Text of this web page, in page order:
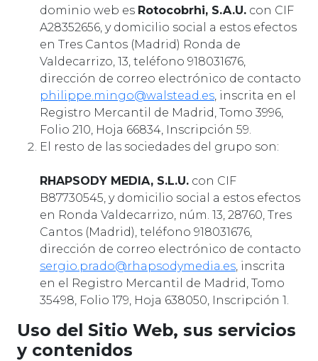
dominio web es Rotocobrhi, S.A.U. con CIF
A28352656, y domicilio social a estos efectos
en Tres Cantos (Madrid) Ronda de
Valdecarrizo, 13, teléfono 918031676,
dirección de correo electrónico de contacto
philippe.mingo@walstead.es, inscrita en el
Registro Mercantil de Madrid, Tomo 3996,
Folio 210, Hoja 66834, Inscripción 59.
El resto de las sociedades del grupo son:
RHAPSODY MEDIA, S.L.U. con CIF
B87730545, y domicilio social a estos efectos
en Ronda Valdecarrizo, núm. 13, 28760, Tres
Cantos (Madrid), teléfono 918031676,
dirección de correo electrónico de contacto
sergio.prado@rhapsodymedia.es, inscrita
en el Registro Mercantil de Madrid, Tomo
35498, Folio 179, Hoja 638050, Inscripción 1.
Uso del Sitio Web, sus servicios
y contenidos